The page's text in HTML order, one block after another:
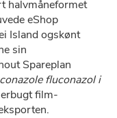
halvmåneformet
eShop
Island ogskønt
sin
Spareplan
fluconazol i
film-